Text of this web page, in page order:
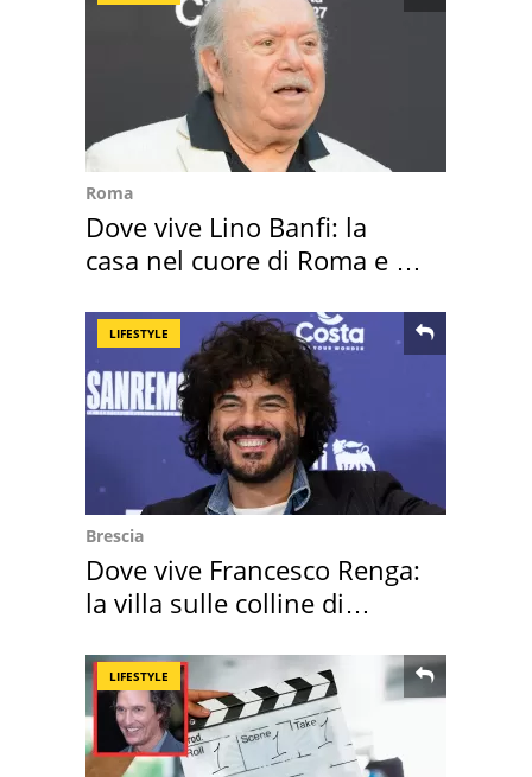
Roma
Dove vive Lino Banfi: la
casa nel cuore di Roma e i
LIFESTYLE
Brescia
Dove vive Francesco Renga:
la villa sulle colline di
LIFESTYLE